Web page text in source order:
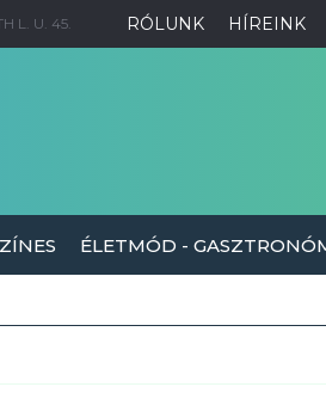
RÓLUNK HÍREINK
L. U. 45.
ÉLETMÓD -